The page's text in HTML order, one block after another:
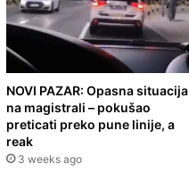
NOVI PAZAR: Opasna situacija
na magistrali – pokušao
preticati preko pune linije, a
reak
3 weeks ago